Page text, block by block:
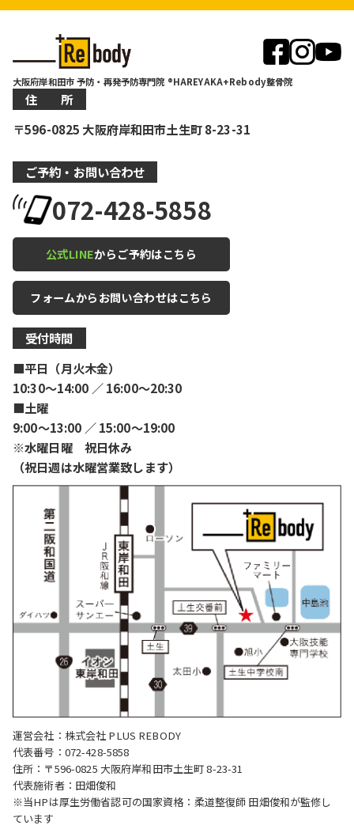
大阪府岸和田市 予防・再発予防専門院 ®HAREYAKA+Rebody整骨院
住 所
〒596-0825 大阪府岸和田市土生町 8-23-31
ご予約・お問い合わせ
072-428-5858
公式LINEからご予約はこちら
フォームからお問い合わせはこちら
受付時間
■平日（月火木金）
10:30〜14:00 ／ 16:00〜20:30
■土曜
9:00〜13:00 ／ 15:00〜19:00
※水曜日曜 祝日休み
（祝日週は水曜営業致します）
運営会社：株式会社 PLUS REBODY
代表番号：072-428-5858
住所：〒596-0825 大阪府岸和田市土生町 8-23-31
代表施術者：田畑俊和
※当HPは厚生労働省認可の国家資格：柔道整復師 田畑俊和が監修し
ています